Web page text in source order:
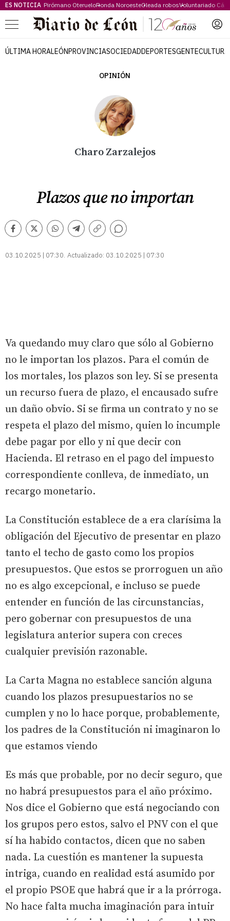
ES NOTICIA Pirómano OterueloRonda NoroesteOleada robosVoluntariado
Menú
ÚLTIMA HORALEÓNPROVINCIASOCIEDADDEPORTESGENTECULTURA
OPINIÓN
Charo Zarzalejos
Plazos que no importan
Facebook
TwitterWhatsappTelegram
Copiar
Comentarios
03.10.2025 | 07:30 Actualizado: 03.10.2025 | 07:30
Va quedando muy claro que sólo al Gobierno
no le importan los plazos. Para el común de
los mortales, los plazos son ley. Si se presenta
un recurso fuera de plazo, el encausado sufre
un daño obvio. Si se firma un contrato y no se
respeta el plazo del mismo, quien lo incumple
debe pagar por ello y ni que decir con
Hacienda. El retraso en el pago del impuesto
correspondiente conlleva, de inmediato, un
recargo monetario.
La Constitución establece de a era clarísima la
obligación del Ejecutivo de presentar en plazo
tanto el techo de gasto como los propios
presupuestos. Que estos se prorroguen un año
no es algo excepcional, e incluso se puede
entender en función de las circunstancias,
pero gobernar con presupuestos de una
legislatura anterior supera con creces
cualquier previsión razonable.
La Carta Magna no establece sanción alguna
cuando los plazos presupuestarios no se
cumplen y no lo hace porque, probablemente,
los padres de la Constitución ni imaginaron lo
que estamos viendo
Es más que probable, por no decir seguro, que
no habrá presupuestos para el año próximo.
Nos dice el Gobierno que está negociando con
los grupos pero estos, salvo el PNV con el que
sí ha habido contactos, dicen que no saben
nada. La cuestión es mantener la supuesta
intriga, cuando en realidad está asumido por
el propio PSOE que habrá que ir a la prórroga.
No hace falta mucha imaginación para intuir